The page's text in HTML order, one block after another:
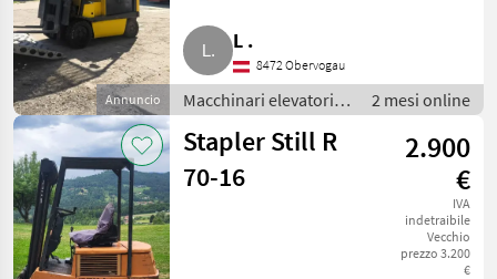
Annuncio
L .
8472 Obervogau
Macchinari elevatori e
per magazzino /
Carrello elevatore
2 mesi online
Stapler Still R
70-16
2.900
€
IVA
indetraibile
Vecchio
prezzo 3.200
€